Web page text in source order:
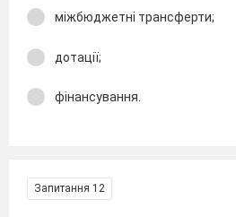
міжбюджетні трансферти;
дотації;
фінансування.
Запитання 12